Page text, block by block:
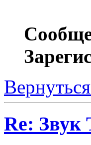
Re: Звук